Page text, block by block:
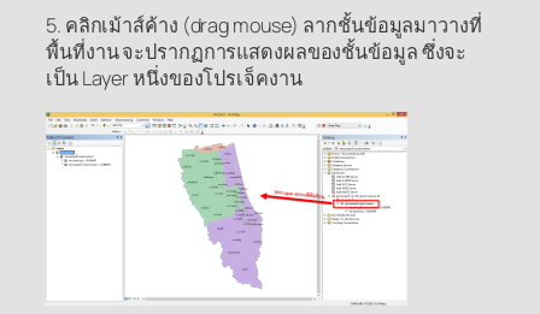
5. คลิกเม้าส์ค้าง (drag mouse) ลากชั้นข้อมูลมาวางที่
พื้นที่งาน จะปรากฏการแสดงผลของชั้นข้อมูล ซึ่งจะ
เป็น Layer หนึ่งของโปรเจ็คงาน